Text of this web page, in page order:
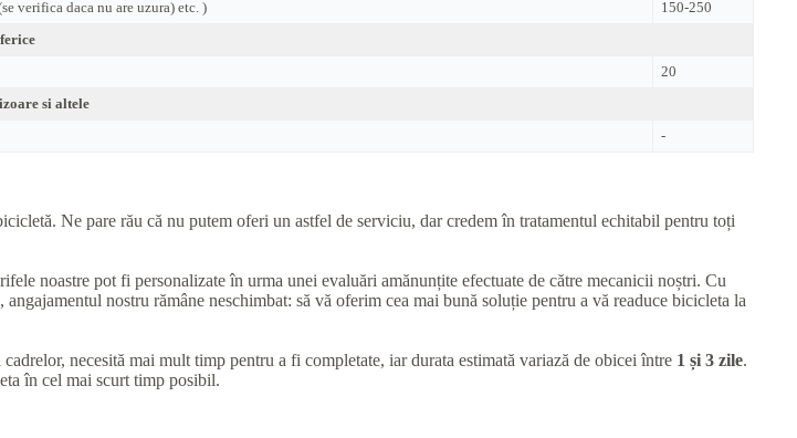
verifica daca nu are uzura) etc. )
150-250
20
si altele
-
Ne pare rău că nu putem oferi un astfel de serviciu, dar credem în tratamentul echitabil pentru toți
noastre pot fi personalizate în urma unei evaluări amănunțite efectuate de către mecanicii noștri. Cu
nostru rămâne neschimbat: să vă oferim cea mai bună soluție pentru a vă readuce bicicleta la
necesită mai mult timp pentru a fi completate, iar durata estimată variază de obicei între 1 și 3 zile.
în cel mai scurt timp posibil.